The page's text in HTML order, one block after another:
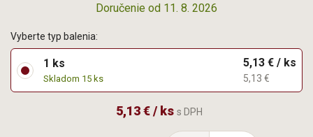
Doručenie od 11. 8. 2026
Vyberte typ balenia:
1 ks
Skladom 15 ks
5,13 € / ks
5,13 €
5,13 € / ks s DPH